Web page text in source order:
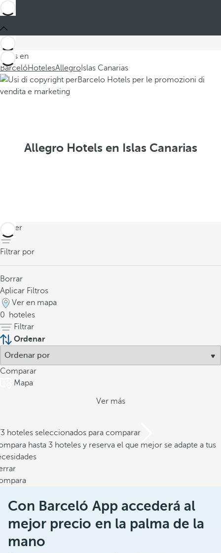
Estás en
BarcelóHotelesAllegro Islas Canarias
Allegro Hotels en Islas Canarias
volver
Filtrar por
Borrar
Aplicar Filtros
Ver en mapa
0
hoteles
Filtrar
Ordenar
Comparar
Mapa
Ver más
hoteles seleccionados para comparar
hasta 3 hoteles y reserva el que mejor se adapte a tus
Con Barceló App accederá al
mejor precio en la palma de la
mano